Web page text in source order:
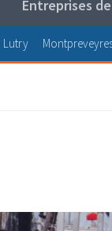
Entreprises
Lutry